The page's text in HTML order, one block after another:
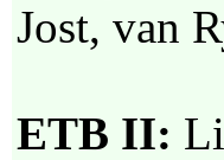
Jost, van
ETB II: